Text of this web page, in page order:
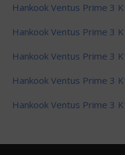
Hankook Ventus Prime 3
Hankook Ventus Prime 3
Hankook Ventus Prime 3
Hankook Ventus Prime 3
Hankook Ventus Prime 3